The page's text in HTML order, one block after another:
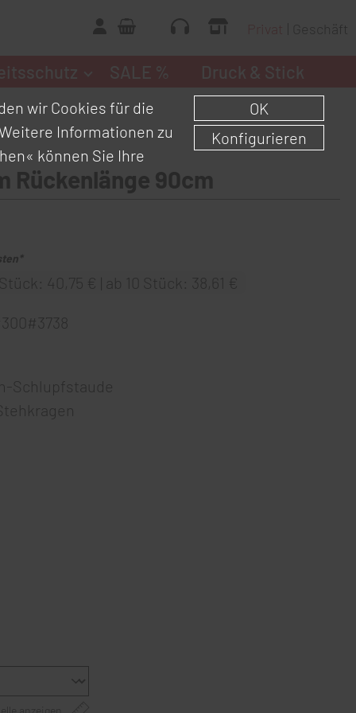
Geschäft
Rückenlänge 90cm
40,75 € | ab 10 Stück: 38,61 €
Schlupfstaude
wir Cookies für die
Informationen zu
können Sie Ihre
OK
Konfigurieren